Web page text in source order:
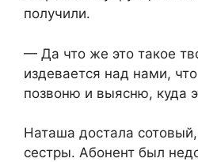
получили.
— Да что же это такое
издевается над нами,
позвоню и выясню, куда
Наташа достала
сестры. Абонент был